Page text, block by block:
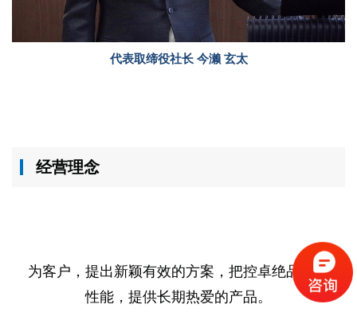
代表取缔役社长 今濑 玄太
经营理念
为客户，提出新颖有效的方案，把控卓绝品质和
性能，提供长期热爱的产品。